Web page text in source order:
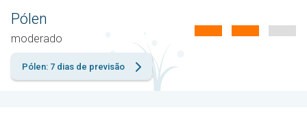
Pólen
moderado
Pólen: 7 dias de previsão